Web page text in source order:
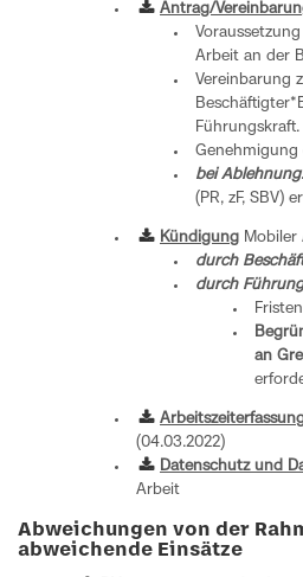
Antrag/
Arbeit an der
Vereinbarung
Führungskraft.
Genehmigung
bei Ablehnung:
(PR, zF, SBV)
Kündigung Mobiler
durch
durch
an
(04.03.2022)
Datenschutz und
Arbeit
Abweichungen von der
abweichende Einsätze